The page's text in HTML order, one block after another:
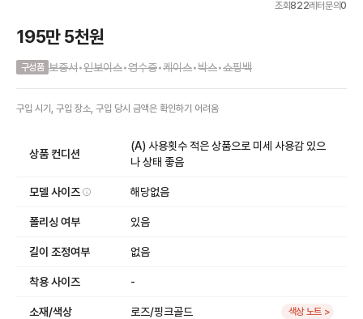
조회822레터문의0
195만 5천원
구성품 보증서•인보이스•영수증•케이스•박스•쇼핑백
구입 시기, 구입 장소, 구입 당시 금액은 확인하기 어려움
상품 컨디션
(A) 사용횟수 적은 상품으로 미세 사용감 있으
나 상태 좋음
모델 사이즈 해당없음
폴리싱 여부 있음
길이 조정여부 없음
착용 사이즈 -
소재/색상 로즈/핑크골드 색상 노트 >